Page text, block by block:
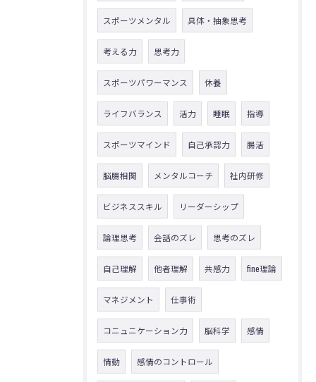
スポーツメンタル 具体・抽象思考
考える力 思考力
スポーツパワーマンス 休養
ライフバランス 活力 睡眠 指導
スポーツマインド 自己承認力 腸活
脳腸相関 メンタルコーチ 社内研修
ビジネススキル リーダーシップ
論理思考 会話のズレ 思考のズレ
自己理解 他者理解 共感力 fine理論
マネジメント 仕事術
コニュニケーション力 脳科学 感情
情動 感情のコントロール